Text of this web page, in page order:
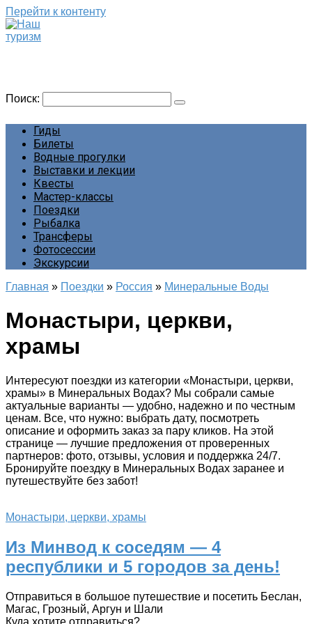
Перейти к контенту
Поиск:
Гиды
Билеты
Водные прогулки
Выставки и лекции
Квесты
Мастер-классы
Поездки
Рыбалка
Трансферы
Фотосессии
Экскурсии
Главная » Поездки » Россия » Минеральные Воды
Монастыри, церкви,
храмы
Интересуют поездки из категории «Монастыри, церкви,
храмы» в Минеральных Водах? Мы собрали самые
актуальные варианты — удобно, надежно и по честным
ценам. Все, что нужно: выбрать дату, посмотреть
описание и оформить заказ за пару кликов. На этой
странице — лучшие предложения от проверенных
партнеров: фото, отзывы, условия и поддержка 24/7.
Бронируйте поездку в Минеральных Водах заранее и
путешествуйте без забот!
Монастыри, церкви, храмы
Из Минвод к соседям — 4
республики и 5 городов за день!
Отправиться в большое путешествие и посетить Беслан,
Магас, Грозный, Аргун и Шали
Куда хотите отправиться?